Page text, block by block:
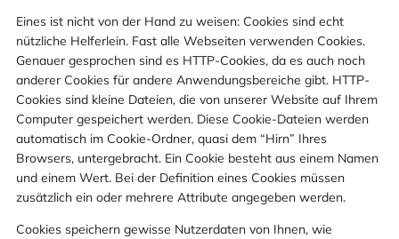
Eines ist nicht von der Hand zu weisen: Cookies sind echt
nützliche Helferlein. Fast alle Webseiten verwenden Cookies.
Genauer gesprochen sind es HTTP-Cookies, da es auch noch
anderer Cookies für andere Anwendungsbereiche gibt. HTTP-
Cookies sind kleine Dateien, die von unserer Website auf Ihrem
Computer gespeichert werden. Diese Cookie-Dateien werden
automatisch im Cookie-Ordner, quasi dem “Hirn” Ihres
Browsers, untergebracht. Ein Cookie besteht aus einem Namen
und einem Wert. Bei der Definition eines Cookies müssen
zusätzlich ein oder mehrere Attribute angegeben werden.
Cookies speichern gewisse Nutzerdaten von Ihnen, wie